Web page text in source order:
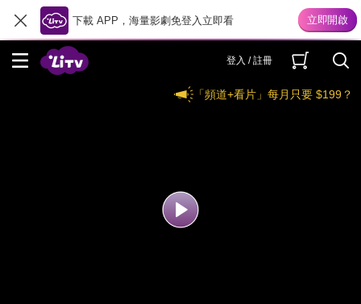
下載 APP，海量影劇免登入立即看
登入 / 註冊
「頻道+看片」每月只要 $199？